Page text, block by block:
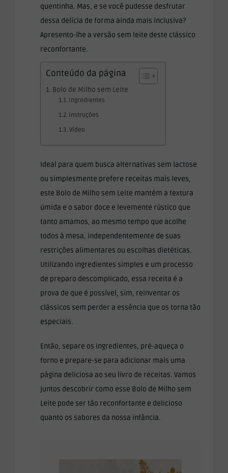
quentinha. Mas, e se você pudesse desfrutar
dessa delícia de forma ainda mais inclusiva?
Apresento-lhe a versão sem leite deste clássico
reconfortante.
Conteúdo da página
Bolo de Milho sem Leite
Ingredientes
Instruções
Vídeo
Ideal para quem busca alternativas sem lactose
ou simplesmente prefere receitas mais leves,
este Bolo de Milho sem Leite mantém a textura
úmida e o sabor doce e levemente rústico que
tanto amamos, ao mesmo tempo que acolhe
todos à mesa, independentemente de suas
restrições alimentares ou escolhas dietéticas.
Utilizando ingredientes simples e um processo
de preparo descomplicado, essa receita é a
prova de que é possível, sim, reinventar os
clássicos sem perder a essência que os torna tão
especiais.
Então, separe os ingredientes, pré-aqueça o
forno e prepare-se para adicionar mais uma
página deliciosa ao seu livro de receitas. Vamos
juntos descobrir como esse Bolo de Milho sem
Leite pode ser tão reconfortante e delicioso
quanto os sabores da nossa infância.